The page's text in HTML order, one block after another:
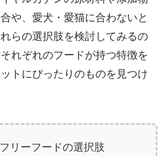
や、愛犬・愛猫に合わないと
らの選択肢を検討してみるの
れぞれのフードが持つ特徴を
トにぴったりのものを見つけ
リーフードの選択肢